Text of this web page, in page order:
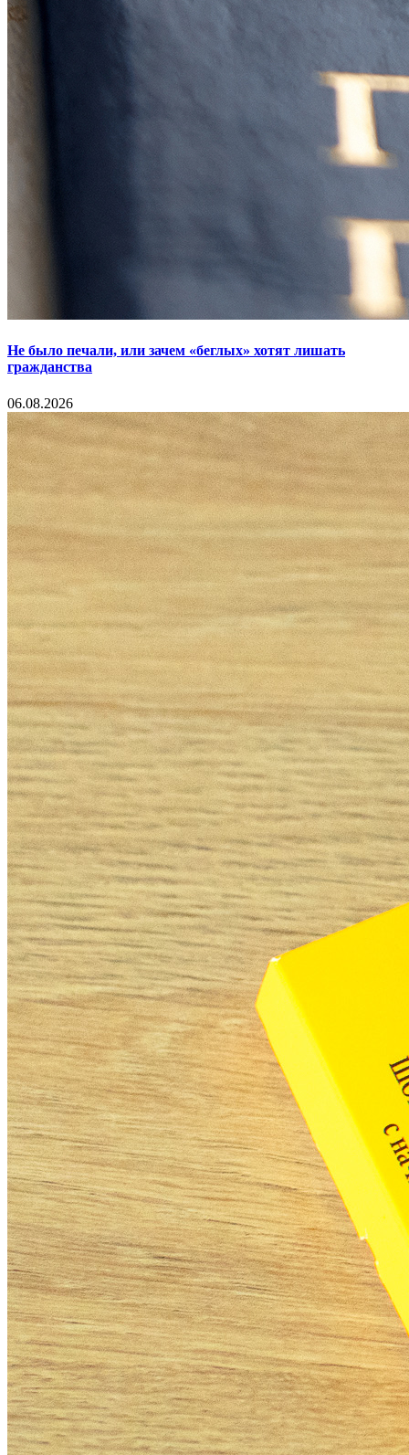
Не было печали, или зачем «беглых» хотят лишать
гражданства
06.08.2026